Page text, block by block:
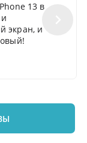
13 в
экран, и